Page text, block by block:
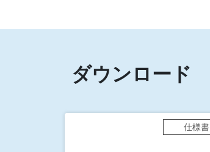
ダウンロード
仕様書